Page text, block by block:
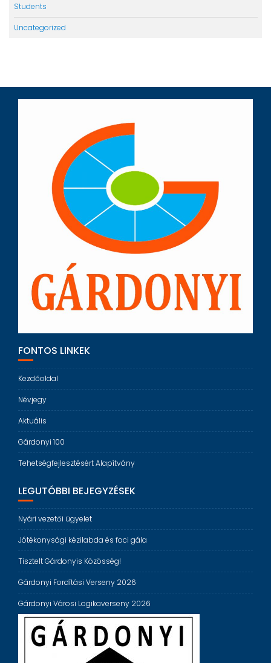
Students
Uncategorized
FONTOS LINKEK
Kezdőoldal
Névjegy
Aktuális
Gárdonyi 100
Tehetségfejlesztésért Alapítvány
LEGUTÓBBI BEJEGYZÉSEK
Nyári vezetői ügyelet
Jótékonysági kézilabda és foci gála
Tisztelt Gárdonyis Közösség!
Gárdonyi Fordítási Verseny 2026
Gárdonyi Városi Logikaverseny 2026